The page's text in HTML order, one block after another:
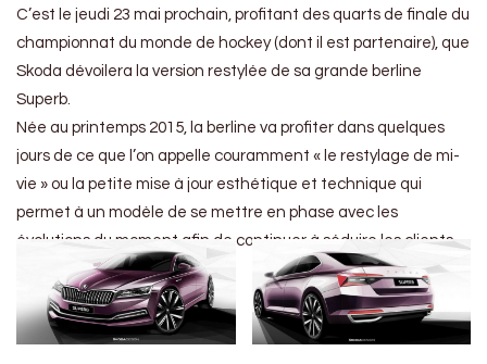
C’est le jeudi 23 mai prochain, profitant des quarts de finale du
championnat du monde de hockey (dont il est partenaire), que
Skoda dévoilera la version restylée de sa grande berline
Superb.
Née au printemps 2015, la berline va profiter dans quelques
jours de ce que l’on appelle couramment « le restylage de mi-
vie » ou la petite mise à jour esthétique et technique qui
permet à un modèle de se mettre en phase avec les
évolutions du moment afin de continuer à séduire les clients.